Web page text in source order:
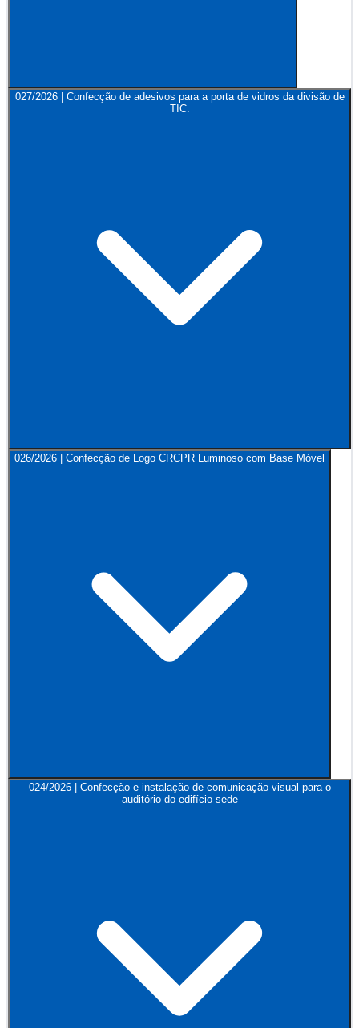
027/2026 | Confecção de adesivos para a porta de vidros da divisão de
TIC.
026/2026 | Confecção de Logo CRCPR Luminoso com Base Móvel
024/2026 | Confecção e instalação de comunicação visual para o
auditório do edifício sede